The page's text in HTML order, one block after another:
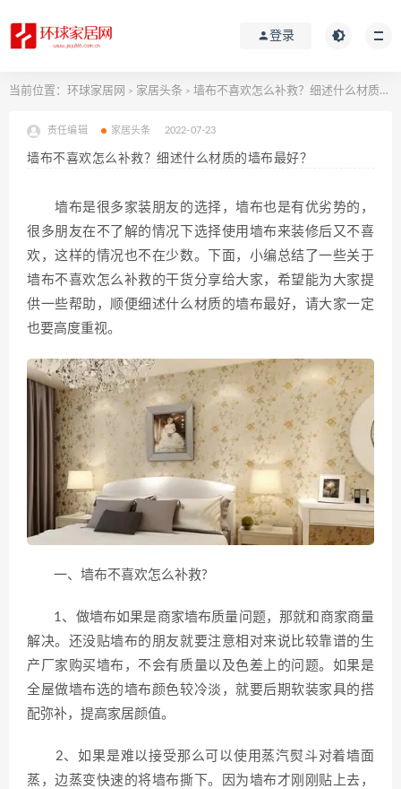
登录
当前位置： 环球家居网 > 家居头条 > 墙布不喜欢怎么补救？细述什么材质的墙布最好？
责任编辑 家居头条 2022-07-23
墙布不喜欢怎么补救？细述什么材质的墙布最好？
墙布是很多家装朋友的选择，墙布也是有优劣势的，
很多朋友在不了解的情况下选择使用墙布来装修后又不喜
欢，这样的情况也不在少数。下面，小编总结了一些关于
墙布不喜欢怎么补救的干货分享给大家，希望能为大家提
供一些帮助，顺便细述什么材质的墙布最好，请大家一定
也要高度重视。
一、墙布不喜欢怎么补救?
1、做墙布如果是商家墙布质量问题，那就和商家商量
解决。还没贴墙布的朋友就要注意相对来说比较靠谱的生
产厂家购买墙布，不会有质量以及色差上的问题。如果是
全屋做墙布选的墙布颜色较冷淡，就要后期软装家具的搭
配弥补，提高家居颜值。
2、如果是难以接受那么可以使用蒸汽熨斗对着墙面
蒸，边蒸变快速的将墙布撕下。因为墙布才刚刚贴上去，